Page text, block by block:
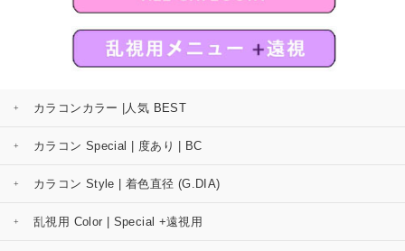
カラコンカラー |人気 BEST
カラコン Special | 度あり | BC
カラコン Style | 着色直径 (G.DIA)
乱視用 Color | Special +遠視用